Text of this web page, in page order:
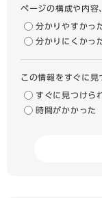
ページの構成や内容
分かりやすかっ
分かりにくかっ
この情報をすぐに見
すぐに見つけら
時間がかかった